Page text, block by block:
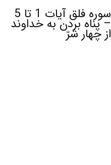
سوره فلق آیات 1 تا 5
– پناه بردن به خداوند
از چهار شرّ